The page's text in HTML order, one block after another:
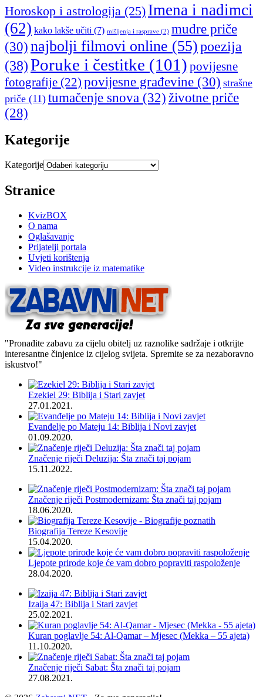
Horoskop i astrologija (25) Imena i nadimci
(62) kako lakše učiti (7) mišljenja i rasprave (2) mudre priče
(30) najbolji filmovi online (55)poezija
(38)Poruke i čestitke (101) povijesne
fotografije (22) povijesne građevine (30) strašne
priče (11) tumačenje snova (32) životne priče
(28)
Kategorije
Kategorije
Stranice
KvizBOX
O nama
Oglašavanje
Prijatelji portala
Uvjeti korištenja
Video instrukcije iz matematike
"Pronađite zabavu za cijelu obitelj uz raznolike sadržaje i otkrijte
interesantne činjenice iz cijelog svijeta. Spremite se za nezaboravno
iskustvo!"
Ezekiel 29: Biblija i Stari zavjet
27.01.2021.
Evanđelje po Mateju 14: Biblija i Novi zavjet
01.09.2020.
Značenje riječi Deluzija: Šta znači taj pojam
15.11.2022.
Značenje riječi Postmodernizam: Šta znači taj pojam
18.06.2020.
Biografija Tereze Kesovije
15.04.2020.
Ljepote prirode koje će vam dobro popraviti raspoloženje
28.04.2020.
Izaija 47: Biblija i Stari zavjet
25.02.2021.
Kuran poglavlje 54: Al-Qamar – Mjesec (Mekka – 55 ajeta)
11.10.2020.
Značenje riječi Sabat: Šta znači taj pojam
27.08.2021.